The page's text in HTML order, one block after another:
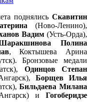
поднялись Скавитин
(Ново-Ленино),
Вадим(Усть-Орда),
Полина
, Коктышева Арина
Бронзовые медали
Одинцов Степан
Борщев Илья
Бильдаева Милана
иГогоберидзе